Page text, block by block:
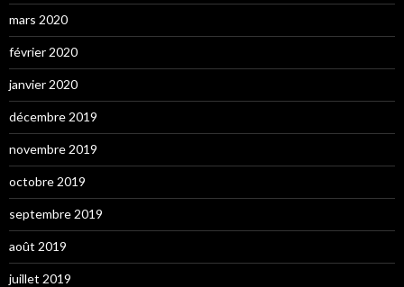
mars 2020
février 2020
janvier 2020
décembre 2019
novembre 2019
octobre 2019
septembre 2019
août 2019
juillet 2019